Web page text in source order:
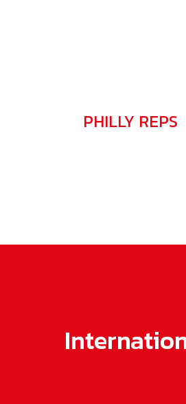
PHILLY REPS